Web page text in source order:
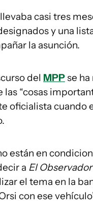
casi tres
y una
la asunción.
del MPPse
las “cosas
oficialista cuando
están en
a El Observador
el tema en la
con ese